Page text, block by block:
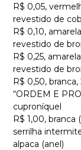
R$ 0,05,
revestido de
R$ 0,10,
revestido de
R$ 0,25,
revestido de
R$ 0,50,
“ORDEM E
cuproníquel
R$ 1,00, branca
serrilha
alpaca (anel)